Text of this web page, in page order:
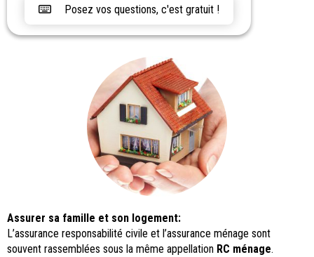
Posez vos questions, c'est gratuit !
Assurer sa famille et son logement:
L’assurance responsabilité civile et l’assurance ménage sont
souvent rassemblées sous la même appellation RC ménage.